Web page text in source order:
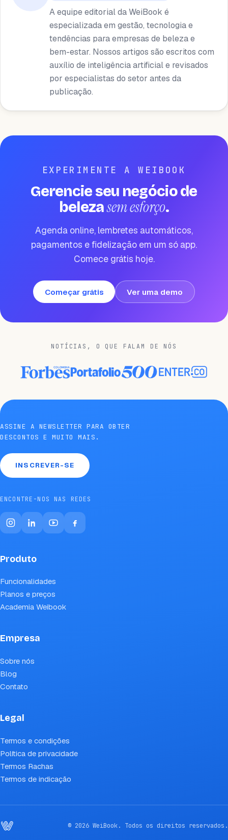
A equipe editorial da WeiBook é
especializada em gestão, tecnologia e
tendências para empresas de beleza e
bem-estar. Nossos artigos são escritos com
auxílio de inteligência artificial e revisados ​​
por especialistas do setor antes da
publicação.
EXPERIMENTE A WEIBOOK
Gerencie seu negócio de
belezasem esforço.
Agenda online, lembretes automáticos,
pagamentos e fidelização em um só app.
Comece grátis hoje.
Começar grátis Ver uma demo
NOTÍCIAS, O QUE FALAM DE NÓS
ASSINE A NEWSLETTER PARA OBTER
DESCONTOS E MUITO MAIS.
INSCREVER-SE
ENCONTRE-NOS NAS REDES
Produto
Funcionalidades
Planos e preços
Academia Weibook
Empresa
Sobre nós
Blog
Contato
Legal
Termos e condições
Política de privacidade
Termos Rachas
Termos de indicação
© 2026 WeiBook. Todos os direitos reservados.